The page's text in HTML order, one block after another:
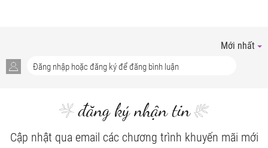
Mới nhất
đăng ký nhận tin
Cập nhật qua email các chương trình khuyến mãi mới